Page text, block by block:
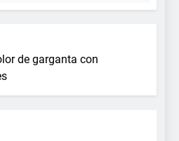
de garganta con